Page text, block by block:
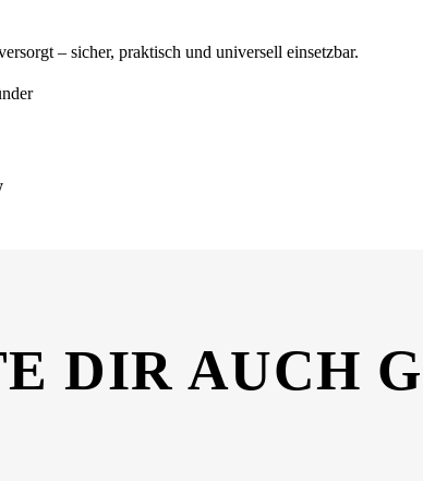
– sicher, praktisch und universell einsetzbar.
DIR AUCH